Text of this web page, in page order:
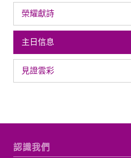
榮耀獻詩
主日信息
見證雲彩
認識我們